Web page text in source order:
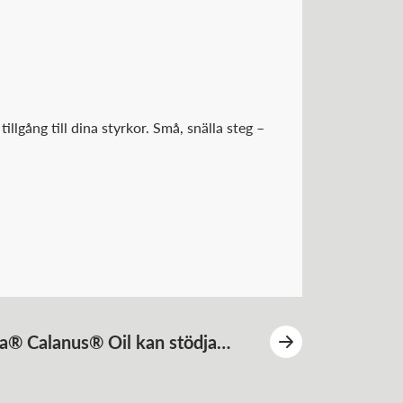
till dina styrkor. Små, snälla steg –
Calanus® Oil kan stödja